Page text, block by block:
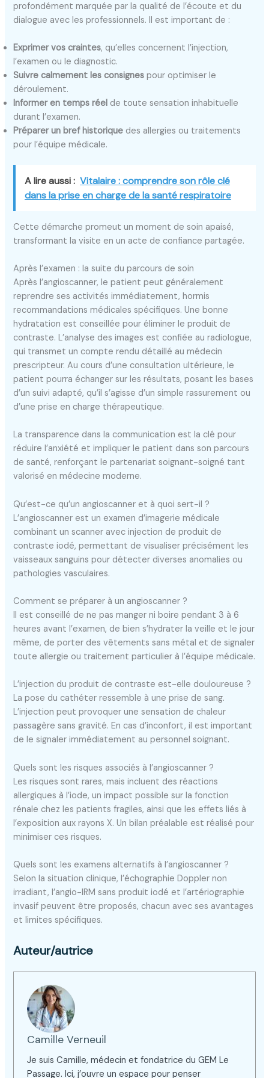
profondément marquée par la qualité de l’écoute et du
dialogue avec les professionnels. Il est important de :
Exprimer vos craintes, qu’elles concernent l’injection,
l’examen ou le diagnostic.
Suivre calmement les consignes pour optimiser le
déroulement.
Informer en temps réel de toute sensation inhabituelle
durant l’examen.
Préparer un bref historique des allergies ou traitements
pour l’équipe médicale.
A lire aussi : Vitalaire : comprendre son rôle clé
dans la prise en charge de la santé respiratoire
Cette démarche promeut un moment de soin apaisé,
transformant la visite en un acte de confiance partagée.
Après l’examen : la suite du parcours de soin
Après l’angioscanner, le patient peut généralement
reprendre ses activités immédiatement, hormis
recommandations médicales spécifiques. Une bonne
hydratation est conseillée pour éliminer le produit de
contraste. L’analyse des images est confiée au radiologue,
qui transmet un compte rendu détaillé au médecin
prescripteur. Au cours d’une consultation ultérieure, le
patient pourra échanger sur les résultats, posant les bases
d’un suivi adapté, qu’il s’agisse d’un simple rassurement ou
d’une prise en charge thérapeutique.
La transparence dans la communication est la clé pour
réduire l’anxiété et impliquer le patient dans son parcours
de santé, renforçant le partenariat soignant-soigné tant
valorisé en médecine moderne.
Qu’est-ce qu’un angioscanner et à quoi sert-il ?
L’angioscanner est un examen d’imagerie médicale
combinant un scanner avec injection de produit de
contraste iodé, permettant de visualiser précisément les
vaisseaux sanguins pour détecter diverses anomalies ou
pathologies vasculaires.
Comment se préparer à un angioscanner ?
Il est conseillé de ne pas manger ni boire pendant 3 à 6
heures avant l’examen, de bien s’hydrater la veille et le jour
même, de porter des vêtements sans métal et de signaler
toute allergie ou traitement particulier à l’équipe médicale.
L’injection du produit de contraste est-elle douloureuse ?
La pose du cathéter ressemble à une prise de sang.
L’injection peut provoquer une sensation de chaleur
passagère sans gravité. En cas d’inconfort, il est important
de le signaler immédiatement au personnel soignant.
Quels sont les risques associés à l’angioscanner ?
Les risques sont rares, mais incluent des réactions
allergiques à l’iode, un impact possible sur la fonction
rénale chez les patients fragiles, ainsi que les effets liés à
l’exposition aux rayons X. Un bilan préalable est réalisé pour
minimiser ces risques.
Quels sont les examens alternatifs à l’angioscanner ?
Selon la situation clinique, l’échographie Doppler non
irradiant, l’angio-IRM sans produit iodé et l’artériographie
invasif peuvent être proposés, chacun avec ses avantages
et limites spécifiques.
Auteur/autrice
Camille Verneuil
Je suis Camille, médecin et fondatrice du GEM Le
Passage. Ici, j’ouvre un espace pour penser